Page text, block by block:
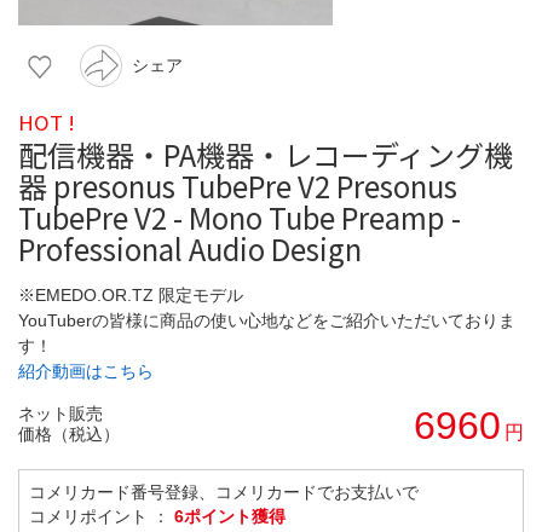
シェア
HOT !
配信機器・PA機器・レコーディング機
器 presonus TubePre V2 Presonus
TubePre V2 - Mono Tube Preamp -
Professional Audio Design
※EMEDO.OR.TZ 限定モデル
YouTuberの皆様に商品の使い心地などをご紹介いただいておりま
す！
紹介動画はこちら
ネット販売
価格（税込）
6960 円
コメリカード番号登録、コメリカードでお支払いで
コメリポイント ： 6ポイント獲得